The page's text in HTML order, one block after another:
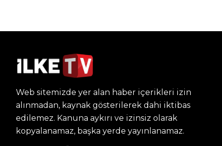
Web sitemizde yer alan haber içerikleri izin
alınmadan, kaynak gösterilerek dahi iktibas
edilemez. Kanuna aykırı ve izinsiz olarak
kopyalanamaz, başka yerde yayınlanamaz.